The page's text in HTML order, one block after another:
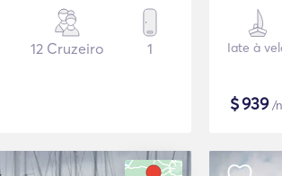
12 Cruzeiro 1 Iate à
$939/